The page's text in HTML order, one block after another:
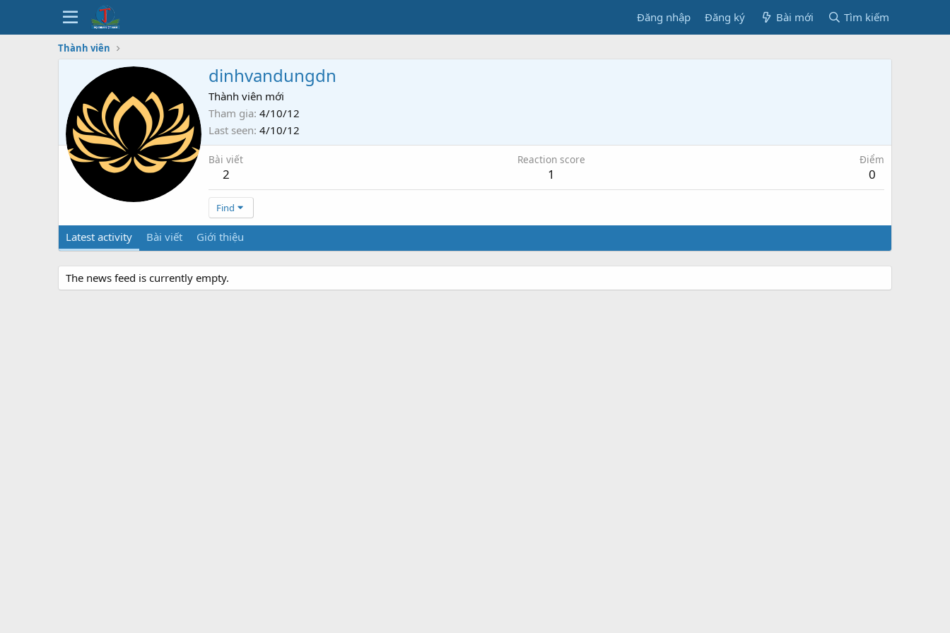
Đăng nhập Đăng ký Bài mới Tìm kiếm
Thành viên
dinhvandungdn
Thành viên mới
Tham gia 4/10/12
Last seen 4/10/12
Bài viết
2
Reaction score
1
Điểm
0
Find
Latest activity Bài viết Giới thiệu
The news feed is currently empty.